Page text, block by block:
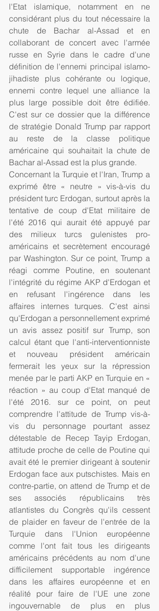
l'Etat islamique, notamment en ne
considérant plus du tout nécessaire la
chute de Bachar al-Assad et en
collaborant de concert avec l'armée
russe en Syrie dans le cadre d'une
définition de l'ennemi principal islamo-
jihadiste plus cohérante ou logique,
ennemi contre lequel une alliance la
plus large possible doit être édifiée.
C'est sur ce dossier que la différence
de stratégie Donald Trump par rapport
au reste de la classe politique
américaine qui souhaitait la chute de
Bachar al-Assad est la plus grande.
Concernant la Turquie et l'Iran, Trump a
exprimé être « neutre » vis-à-vis du
président turc Erdogan, surtout après la
tentative de coup d'Etat militaire de
l'été 2016 qui aurait été appuyé par
des milieux turcs gulenistes pro-
américains et secrètement encouragé
par Washington. Sur ce point, Trump a
réagi comme Poutine, en soutenant
l'intégrité du régime AKP d'Erdogan et
en refusant l'ingérence dans les
affaires internes turques. C'est ainsi
qu'Erdogan a personnellement exprimé
un avis assez positif sur Trump, son
calcul étant que l'anti-interventionniste
et nouveau président américain
fermerait les yeux sur la répression
menée par le parti AKP en Turquie en «
réaction » au coup d'Etat manqué de
l'été 2016. sur ce point, on peut
comprendre l'attitude de Trump vis-à-
vis du personnage pourtant assez
détestable de Recep Tayip Erdogan,
attitude proche de celle de Poutine qui
avait été le premier dirigeant à soutenir
Erdogan face aux putschistes. Mais en
contre-partie, on attend de Trump et de
ses associés républicains très
atlantistes du Congrès qu'ils cessent
de plaider en faveur de l'entrée de la
Turquie dans l'Union européenne
comme l'ont fait tous les dirigeants
américains précédents au nom d'une
difficilement supportable ingérence
dans les affaires européenne et en
réalité pour faire de l'UE une zone
ingouvernable de plus en plus